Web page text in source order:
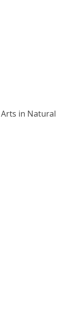
in Natural